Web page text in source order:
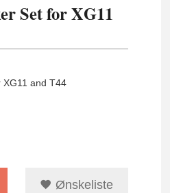
Set for XG11
XG11 and T44
Ønskeliste